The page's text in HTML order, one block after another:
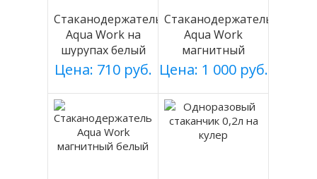
Стаканодержатель
Aqua Work на
шурупах белый
Цена: 710 руб.
Стаканодержатель
Aqua Work
магнитный
серебро
Цена: 1 000 руб.